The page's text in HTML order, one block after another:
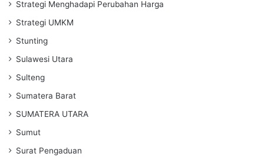
Strategi Menghadapi Perubahan Harga
Strategi UMKM
Stunting
Sulawesi Utara
Sulteng
Sumatera Barat
SUMATERA UTARA
Sumut
Surat Pengaduan